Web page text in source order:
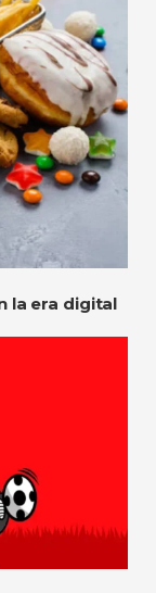
la era digital